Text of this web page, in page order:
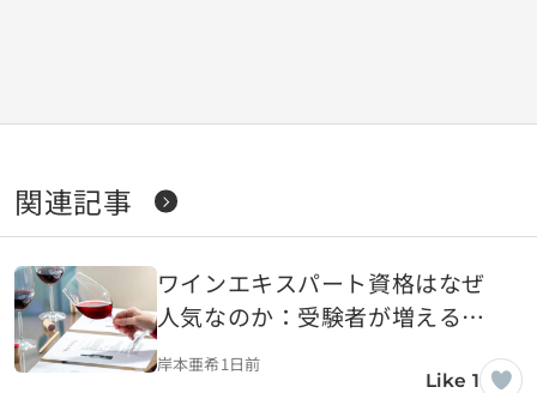
関連記事
ワインエキスパート資格はなぜ
人気なのか：受験者が増える背
景を読み解く
岸本亜希1日前
Like 1